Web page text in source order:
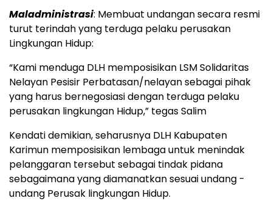
Maladministrasi: Membuat undangan secara resmi
turut terindah yang terduga pelaku perusakan
Lingkungan Hidup:
“Kami menduga DLH memposisikan LSM Solidaritas
Nelayan Pesisir Perbatasan/nelayan sebagai pihak
yang harus bernegosiasi dengan terduga pelaku
perusakan lingkungan Hidup,” tegas Salim
Kendati demikian, seharusnya DLH Kabupaten
Karimun memposisikan lembaga untuk menindak
pelanggaran tersebut sebagai tindak pidana
sebagaimana yang diamanatkan sesuai undang -
undang Perusak lingkungan Hidup.